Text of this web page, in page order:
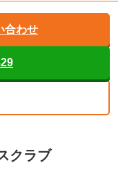
合わせ
クラブ